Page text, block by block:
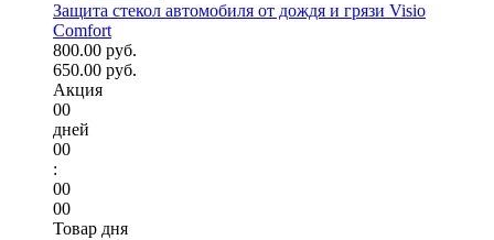
Защита стекол автомобиля от дождя и грязи Visio
Comfort
800.00 руб.
650.00 руб.
Акция
00
дней
00
:
00
00
Товар дня